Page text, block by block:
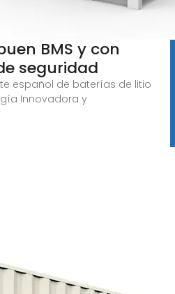
BMS y con
seguridad
español de baterías de litio
Innovadora y